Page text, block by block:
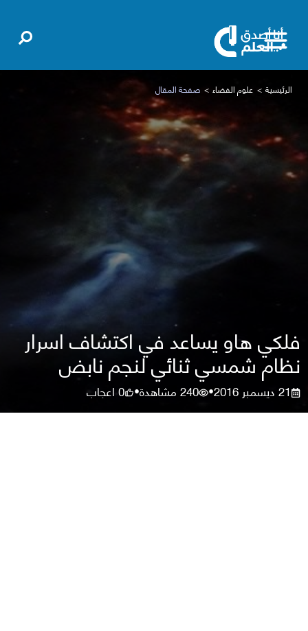
الرئيسية علوم الفضاء صفحة المقال
فلكي هاو يساعد في اكتشاف اسرار
نظام شمسي ثنائي لنجم نابض
21 ديسمبر 2016 •
240مشاهدة•
0اعجاب